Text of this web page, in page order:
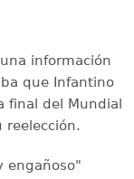
información
que Infantino
final del Mundial
reelección.
engañoso"